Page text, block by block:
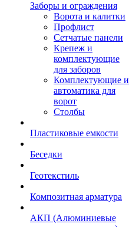
Заборы и ограждения
Ворота и калитки
Профлист
Сетчатые панели
Крепеж и
комплектующие
для заборов
Комплектующие и
автоматика для
ворот
Столбы
Пластиковые емкости
Беседки
Геотекстиль
Композитная арматура
АКП (Алюминиевые